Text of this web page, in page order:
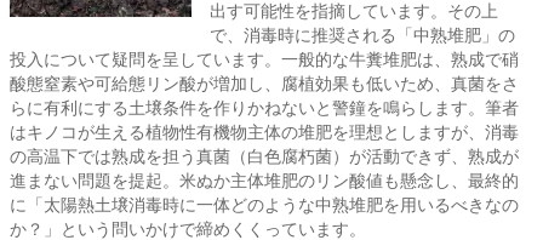
出す可能性を指摘しています。その上
で、消毒時に推奨される「中熟堆肥」の
投入について疑問を呈しています。一般的な牛糞堆肥は、熟成で硝
酸態窒素や可給態リン酸が増加し、腐植効果も低いため、真菌をさ
らに有利にする土壌条件を作りかねないと警鐘を鳴らします。筆者
はキノコが生える植物性有機物主体の堆肥を理想としますが、消毒
の高温下では熟成を担う真菌（白色腐朽菌）が活動できず、熟成が
進まない問題を提起。米ぬか主体堆肥のリン酸値も懸念し、最終的
に「太陽熱土壌消毒時に一体どのような中熟堆肥を用いるべきなの
か？」という問いかけで締めくくっています。